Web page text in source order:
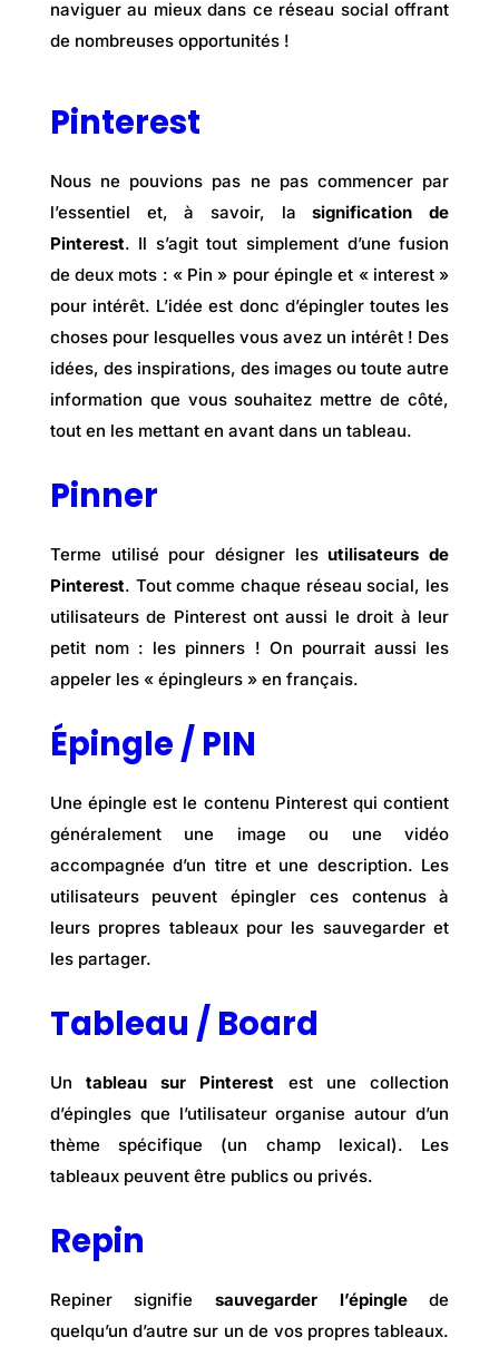
naviguer au mieux dans ce réseau social offrant
de nombreuses opportunités !
Pinterest
Nous ne pouvions pas ne pas commencer par
l’essentiel et, à savoir, lasignification de
Pinterest. Il s’agit tout simplement d’une fusion
de deux mots : « Pin » pour épingle et « interest »
pour intérêt. L’idée est donc d’épingler toutes les
choses pour lesquelles vous avez un intérêt ! Des
idées, des inspirations, des images ou toute autre
information que vous souhaitez mettre de côté,
tout en les mettant en avant dans un tableau.
Pinner
Terme utilisé pour désigner les utilisateurs de
Pinterest. Tout comme chaque réseau social, les
utilisateurs de Pinterest ont aussi le droit à leur
petit nom : les pinners ! On pourrait aussi les
appeler les « épingleurs » en français.
Épingle / PIN
Une épingle est le contenu Pinterest qui contient
généralement une image ou une vidéo
accompagnée d’un titre et une description. Les
utilisateurs peuvent épingler ces contenus à
leurs propres tableaux pour les sauvegarder et
les partager.
Tableau / Board
Untableau sur Pinterest est une collection
d’épingles que l’utilisateur organise autour d’un
thème spécifique (un champ lexical). Les
tableaux peuvent être publics ou privés.
Repin
Repiner signifie sauvegarder l’épinglede
quelqu’un d’autre sur un de vos propres tableaux.